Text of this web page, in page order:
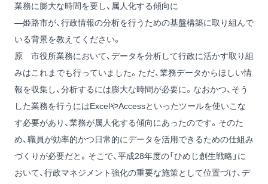
業務に膨大な時間を要し、属人化する傾向に
―姫路市が、行政情報の分析を行うための基盤構築に取り組んで
いる背景を教えてください。
原 市役所業務において、データを分析して行政に活かす取り組
みはこれまでも行っていました。ただ、業務データからほしい情
報を収集し、分析するには膨大な時間が必要に。なおかつ、そう
した業務を行うにはExcelやAccessといったツールを使いこな
す必要があり、業務が属人化する傾向にあったのです。そのた
め、職員が効率的かつ日常的にデータを活用できるための仕組み
づくりが必要だと。そこで、平成28年度の「ひめじ創生戦略」に
おいて、行政マネジメント強化の重要な施策として位置づけ、デ